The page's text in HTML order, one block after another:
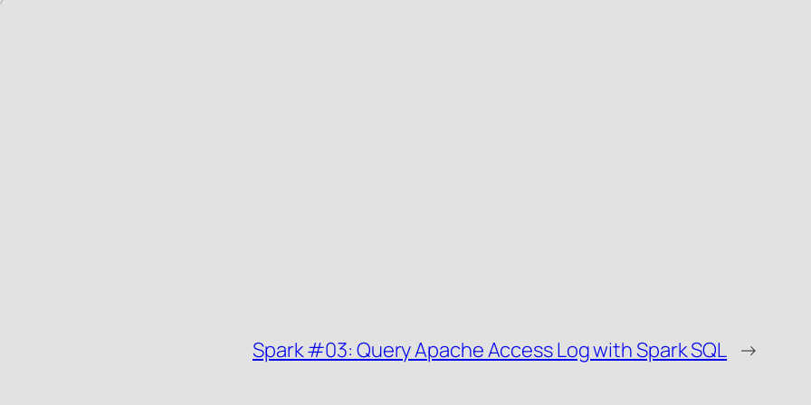
Spark #03: Query Apache Access Log with Spark SQL →